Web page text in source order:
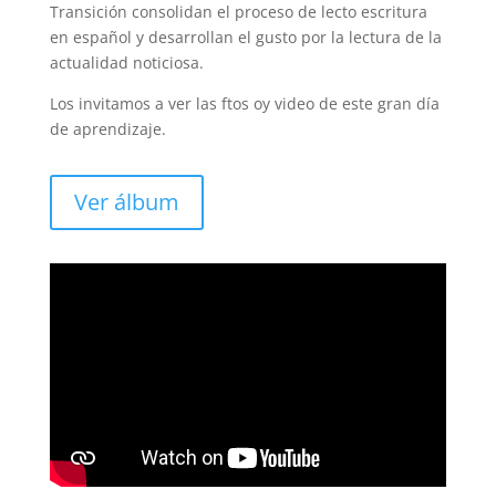
Transición consolidan el proceso de lecto escritura
en español y desarrollan el gusto por la lectura de la
actualidad noticiosa.
Los invitamos a ver las ftos oy video de este gran día
de aprendizaje.
Ver álbum